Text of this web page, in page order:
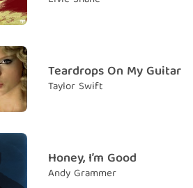
Teardrops On My Guitar
Taylor Swift
Honey, I’m Good
Andy Grammer